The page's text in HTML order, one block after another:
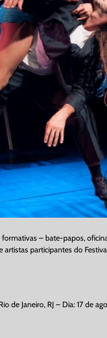
– bate-papos,
participantes do
de Janeiro, RJ – Dia: 17 de